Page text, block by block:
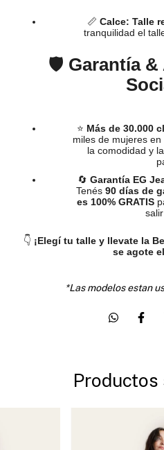
📏 Calce: Talle
tranquilidad el
🛡️ Garantía
⭐ Más de 30.000
miles de mujeres
la comodidad y
🔄 Garantía EG
Tenés 90 días de
es 100% GRATIS
👇 ¡Elegí tu talle y llevate la
se agote
*Las modelos estan
Productos